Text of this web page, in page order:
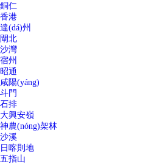
銅仁
香港
達(dá)州
閘北
沙灣
宿州
昭通
咸陽(yáng)
斗門
石排
大興安嶺
神農(nóng)架林
沙溪
日喀則地
五指山